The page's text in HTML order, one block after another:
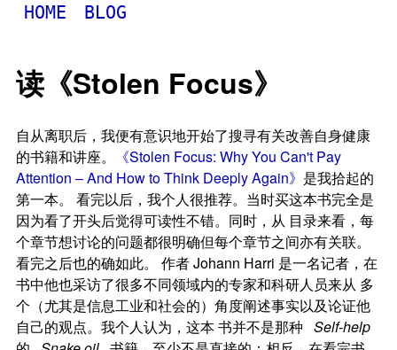
BLOG
HOME
读《Stolen Focus》
自从离职后，我便有意识地开始了搜寻有关改善自身健康
的书籍和讲座。
《Stolen Focus: Why You Can't Pay
Attention – And How to Think Deeply Again》 是我拾起的
第一本。 看完以后，我个人很推荐。当时买这本书完全是
因为看了开头后觉得可读性不错。同时，从 目录来看，每
个章节想讨论的问题都很明确但每个章节之间亦有关联。
看完之后也的确如此。 作者Johann Harri 是一名记者，在
书中他也采访了很多不同领域内的专家和科研人员来从 多
个（尤其是信息工业和社会的）角度阐述事实以及论证他
自己的观点。我个人认为，这本 书并不是那种 Self-help